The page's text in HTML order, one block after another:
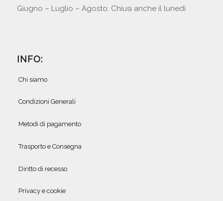
Giugno – Luglio – Agosto: Chiusi anche il lunedì
INFO:
Chi siamo
Condizioni Generali
Metodi di pagamento
Trasporto e Consegna
Diritto di recesso
Privacy e cookie